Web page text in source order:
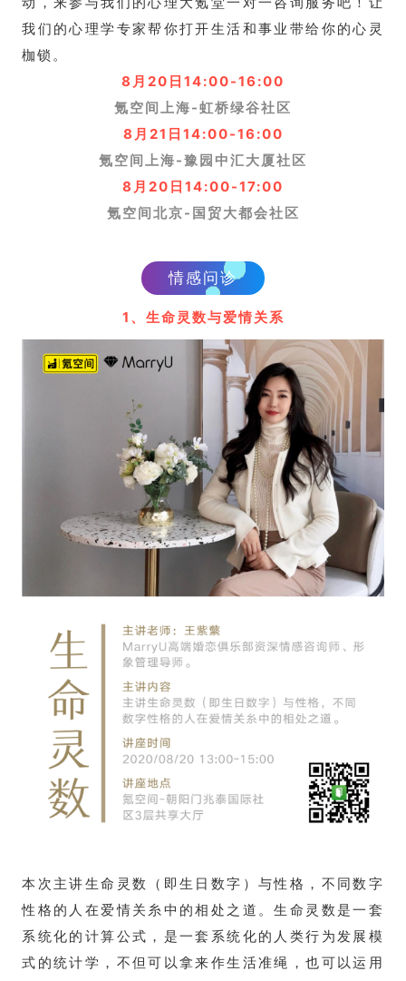
我们的心理学专家帮你打开生活和事业带给你的心灵
枷锁。
8月20日14:00-16:00
氪空间上海-虹桥绿谷社区
8月21日14:00-16:00
氪空间上海-豫园中汇大厦社区
8月20日14:00-17:00
氪空间北京-国贸大都会社区
情感问诊
1、生命灵数与爱情关系
本次主讲生命灵数（即生日数字）与性格，不同数字
性格的人在爱情关糸中的相处之道。生命灵数是一套
系统化的计算公式，是一套系统化的人类行为发展模
式的统计学，不但可以拿来作生活准绳，也可以运用